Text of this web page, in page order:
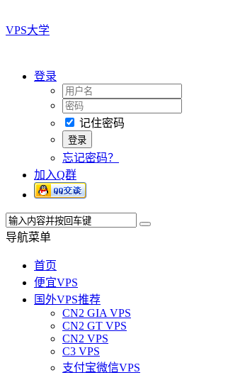
VPS大学
登录
记住密码
忘记密码？
加入Q群
导航菜单
首页
便宜VPS
国外VPS推荐
CN2 GIA VPS
CN2 GT VPS
CN2 VPS
C3 VPS
支付宝微信VPS